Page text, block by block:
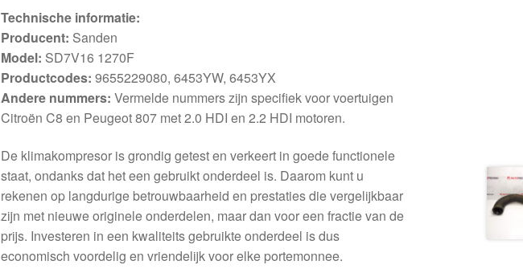
Technische informatie:
Producent: Sanden
Model: SD7V16 1270F
Productcodes: 9655229080, 6453YW, 6453YX
Andere nummers: Vermelde nummers zijn specifiek voor voertuigen
Citroën C8 en Peugeot 807 met 2.0 HDI en 2.2 HDI motoren.
De klimakompresor is grondig getest en verkeert in goede functionele
staat, ondanks dat het een gebruikt onderdeel is. Daarom kunt u
rekenen op langdurige betrouwbaarheid en prestaties die vergelijkbaar
zijn met nieuwe originele onderdelen, maar dan voor een fractie van de
prijs. Investeren in een kwaliteits gebruikte onderdeel is dus
economisch voordelig en vriendelijk voor elke portemonnee.